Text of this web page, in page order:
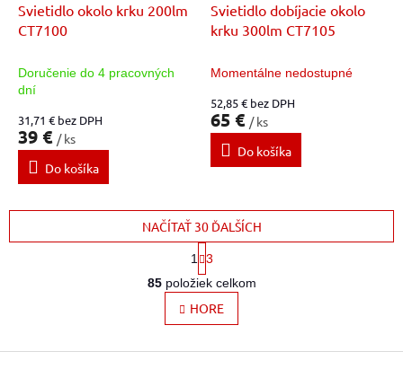
Svietidlo okolo krku 200lm
CT7100
Doručenie do 4 pracovných
dní
31,71 € bez DPH
39 € / ks
Do košíka
Svietidlo dobíjacie okolo
krku 300lm CT7105
Momentálne nedostupné
52,85 € bez DPH
65 € / ks
Do košíka
O
v
l
á
NAČÍTAŤ 30 ĎALŠÍCH
S
t
r
á
n
k
v
1
3
85položiek celkom
HORE
Z